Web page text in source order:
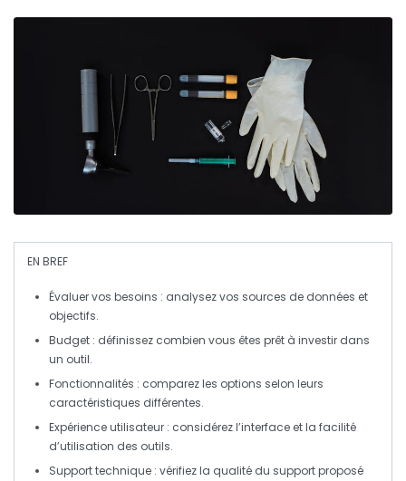
EN BREF
Évaluer vos besoins : analysez vos sources de données et
objectifs.
Budget : définissez combien vous êtes prêt à investir dans
un outil.
Fonctionnalités : comparez les options selon leurs
caractéristiques différentes.
Expérience utilisateur : considérez l’interface et la facilité
d’utilisation des outils.
Support technique : vérifiez la qualité du support proposé